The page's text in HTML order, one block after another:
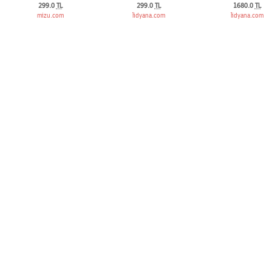
299.0 TL
mizu.com
299.0 TL
lidyana.com
1680.0 TL
lidyana.com